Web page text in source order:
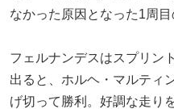
なかった原因となった1周目
フェルナンデスはスプリン
出ると、ホルヘ・マルティ
げ切って勝利。好調な走り